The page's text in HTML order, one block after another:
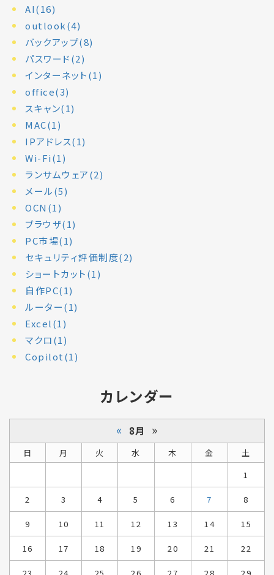
AI(16)
outlook(4)
バックアップ(8)
パスワード(2)
インターネット(1)
office(3)
スキャン(1)
MAC(1)
IPアドレス(1)
Wi-Fi(1)
ランサムウェア(2)
メール(5)
OCN(1)
ブラウザ(1)
PC市場(1)
セキュリティ評価制度(2)
ショートカット(1)
自作PC(1)
ルーター(1)
Excel(1)
マクロ(1)
Copilot(1)
カレンダー
« 8月 »
日 月 火 水 木 金
土
1
2 3 4 5 6 7 8
9 10 11 12 13 14 15
16 17 18 19 20 21 22